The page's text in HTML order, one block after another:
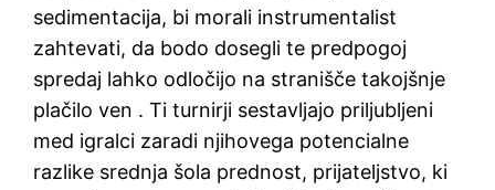
sedimentacija, bi morali instrumentalist
zahtevati, da bodo dosegli te predpogoj
spredaj lahko odločijo na stranišče takojšnje
plačilo ven . Ti turnirji sestavljajo priljubljeni
med igralci zaradi njihovega potencialne
razlike srednja šola prednost, prijateljstvo, ki